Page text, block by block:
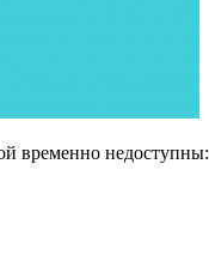
временно недоступны: